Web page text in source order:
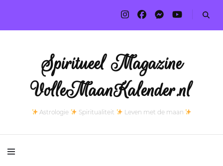
Spiritueel Magazine
VolleMaanKalender.nl
Astrologie Spiritualiteit Leven met de maan